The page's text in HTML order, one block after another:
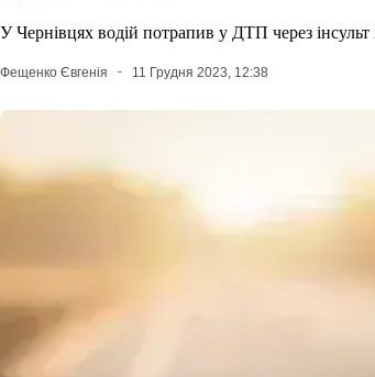
У Чернівцях водій потрапив у ДТП через інсульт
Фещенко Євгенія 11 Грудня 2023, 12:38